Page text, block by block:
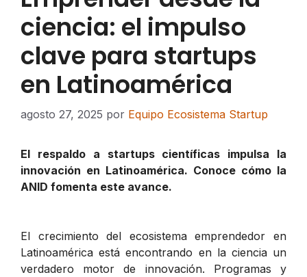
ciencia: el impulso
clave para startups
en Latinoamérica
agosto 27, 2025 por Equipo Ecosistema Startup
El respaldo a startups científicas impulsa la
innovación en Latinoamérica. Conoce cómo la
ANID fomenta este avance.
El crecimiento del ecosistema emprendedor en
Latinoamérica está encontrando en la ciencia un
verdadero motor de innovación. Programas y